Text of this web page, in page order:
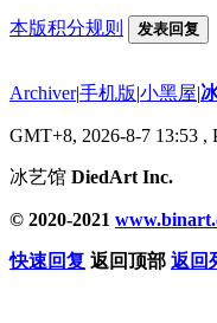
本版积分规则 发表回复
Archiver|手机版|小黑屋|
GMT+8, 2026-8-7 13:53 ,
冰艺馆 DiedArt Inc.
© 2020-2021
快速回复 返回顶部 返回